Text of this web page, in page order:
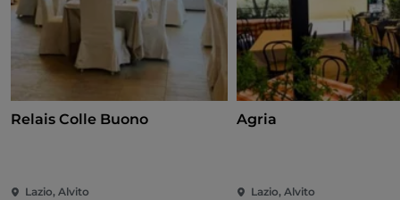
Relais Colle Buono
Lazio, Alvito
Agria
Lazio, Alvito